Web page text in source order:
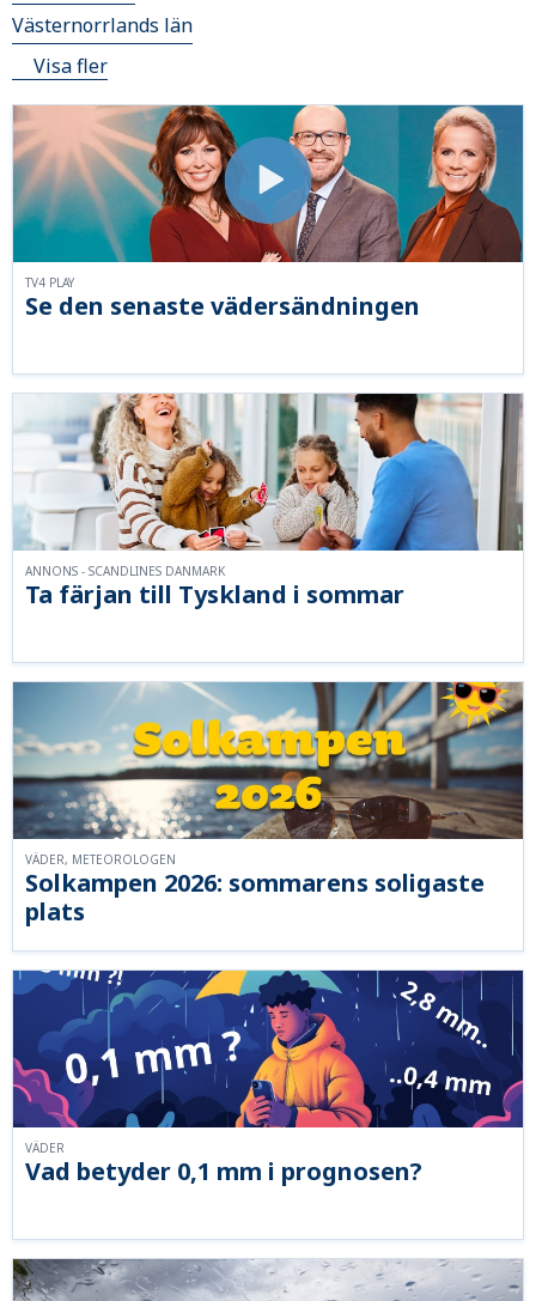
Västernorrlands län
Visa fler
Se den senaste vädersändningen
TV4 PLAY
Ta färjan till Tyskland i sommar
ANNONS - SCANDLINES DANMARK
Solkampen 2026: sommarens soligaste
plats
VÄDER, METEOROLOGEN
Vad betyder 0,1 mm i prognosen?
VÄDER